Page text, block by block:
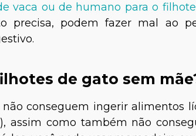
vaca ou de humano para o filhote
precisa, podem fazer mal ao
de gato sem
conseguem ingerir alimentos
assim como também não